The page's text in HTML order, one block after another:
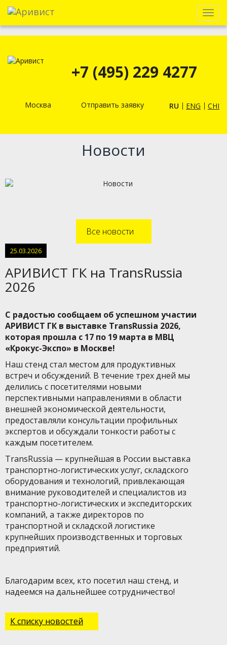
Menu
+7 (495) 229 4277
RU ENG CHI
Москва Отправить заявку
Новости
Все новости
25.03.2026
АРИВИСТ ГК на TransRussia
2026
С радостью сообщаем об успешном участии
АРИВИСТ ГК в выставке TransRussia 2026,
которая прошла с 17 по 19 марта в МВЦ
«Крокус-Экспо» в Москве!
Наш стенд стал местом для продуктивных
встреч и обсуждений. В течение трех дней мы
делились с посетителями новыми
перспективными направлениями в области
внешней экономической деятельности,
предоставляли консультации профильных
экспертов и обсуждали тонкости работы с
каждым посетителем.
TransRussia — крупнейшая в России выставка
транспортно-логистических услуг, складского
оборудования и технологий, привлекающая
внимание руководителей и специалистов из
транспортно-логистических и экспедиторских
компаний, а также директоров по
транспортной и складской логистике
крупнейших производственных и торговых
предприятий.
Благодарим всех, кто посетил наш стенд, и
надеемся на дальнейшее сотрудничество!
К списку новостей